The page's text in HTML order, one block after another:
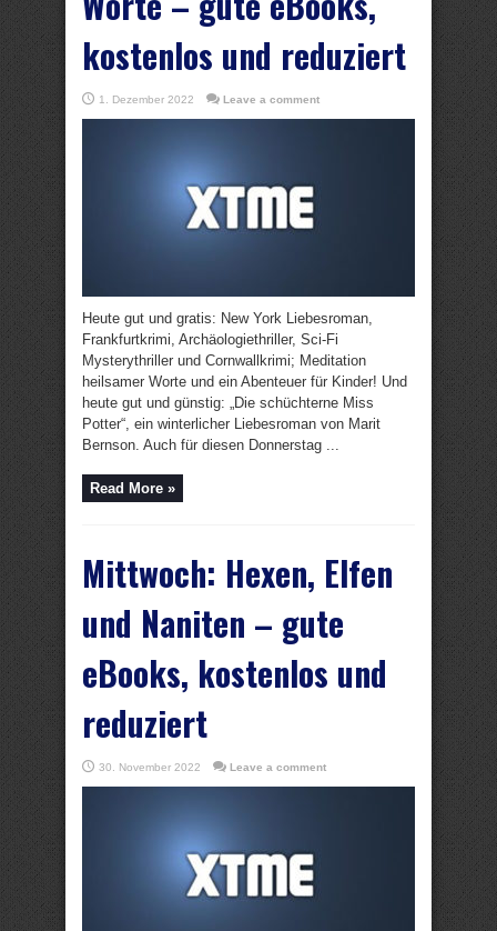
kostenlos und reduziert
1. Dezember 2022 Leave a comment
Heute gut und gratis: New York Liebesroman,
Frankfurtkrimi, Archäologiethriller, Sci-Fi
Mysterythriller und Cornwallkrimi; Meditation
heilsamer Worte und ein Abenteuer für Kinder! Und
heute gut und günstig: „Die schüchterne Miss
Potter“, ein winterlicher Liebesroman von Marit
Bernson. Auch für diesen Donnerstag ...
Read More »
Mittwoch: Hexen, Elfen
und Naniten – gute
eBooks, kostenlos und
reduziert
30. November 2022 Leave a comment